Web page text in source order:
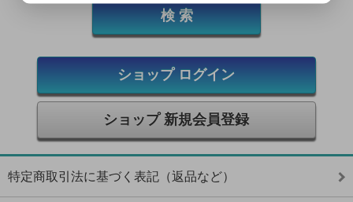
ショップ ログイン
ショップ 新規会員登録
特定商取引法に基づく表記（返品など）